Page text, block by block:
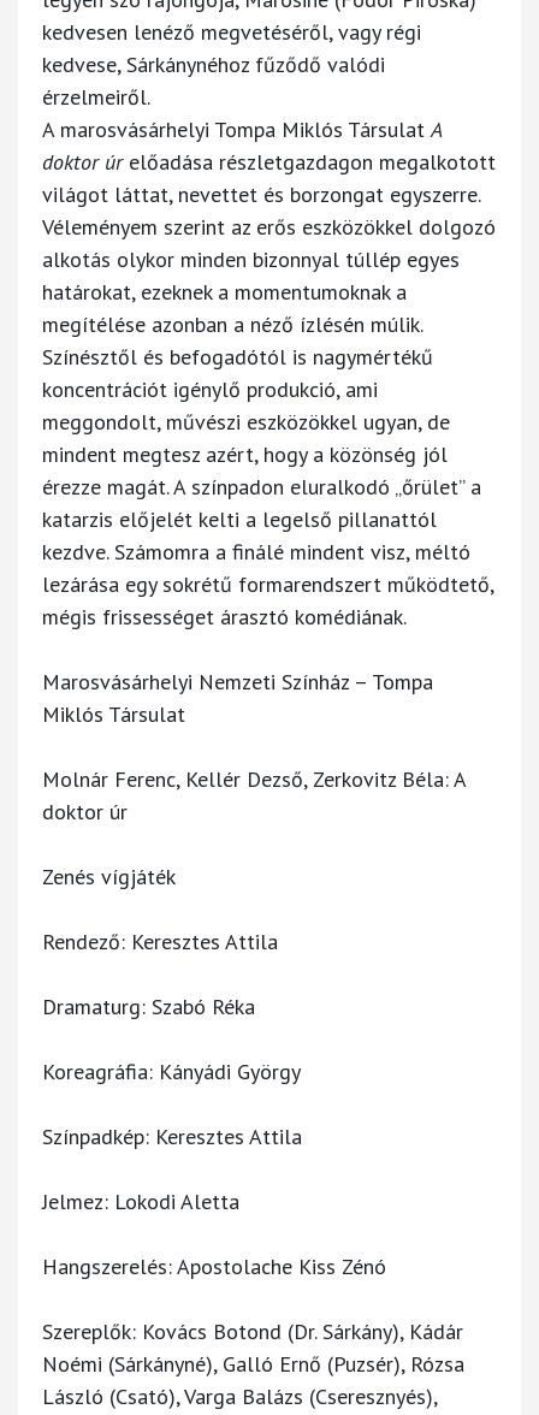
kedvesen lenéző megvetéséről, vagy régi
kedvese, Sárkánynéhoz fűződő valódi
érzelmeiről.
A marosvásárhelyi Tompa Miklós Társulat A
doktor úrelőadása részletgazdagon megalkotott
világot láttat, nevettet és borzongat egyszerre.
Véleményem szerint az erős eszközökkel dolgozó
alkotás olykor minden bizonnyal túllép egyes
határokat, ezeknek a momentumoknak a
megítélése azonban a néző ízlésén múlik.
Színésztől és befogadótól is nagymértékű
koncentrációt igénylő produkció, ami
meggondolt, művészi eszközökkel ugyan, de
mindent megtesz azért, hogy a közönség jól
érezze magát. A színpadon eluralkodó „őrület” a
katarzis előjelét kelti a legelső pillanattól
kezdve. Számomra a finálé mindent visz, méltó
lezárása egy sokrétű formarendszert működtető,
mégis frissességet árasztó komédiának.
Marosvásárhelyi Nemzeti Színház – Tompa
Miklós Társulat
Molnár Ferenc, Kellér Dezső, Zerkovitz Béla: A
doktor úr
Zenés vígjáték
Rendező: Keresztes Attila
Dramaturg: Szabó Réka
Koreagráfia: Kányádi György
Színpadkép: Keresztes Attila
Jelmez: Lokodi Aletta
Hangszerelés: Apostolache Kiss Zénó
Szereplők: Kovács Botond (Dr. Sárkány), Kádár
Noémi (Sárkányné), Galló Ernő (Puzsér), Rózsa
László (Csató), Varga Balázs (Cseresznyés),